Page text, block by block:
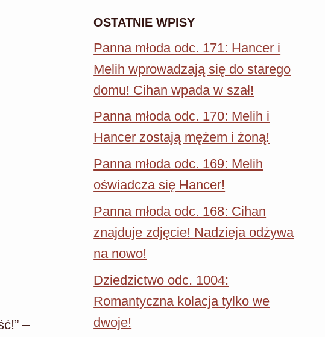
–
OSTATNIE WPISY
Panna młoda odc. 171: Hancer i
Melih wprowadzają się do starego
domu! Cihan wpada w szał!
Panna młoda odc. 170: Melih i
Hancer zostają mężem i żoną!
Panna młoda odc. 169: Melih
oświadcza się Hancer!
Panna młoda odc. 168: Cihan
znajduje zdjęcie! Nadzieja odżywa
na nowo!
Dziedzictwo odc. 1004:
Romantyczna kolacja tylko we
dwoje!